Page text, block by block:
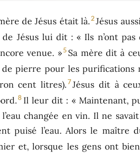
de Jésus était là.2 Jésus
Jésus lui dit : « Ils n’ont pas
venue. »5 Sa mère dit à
pierre pour les purifications
cent litres).7 Jésus dit à
8 Il leur dit : « Maintenant,
changée en vin. Il ne
puisé l’eau. Alors le maître
et, lorsque les gens ont